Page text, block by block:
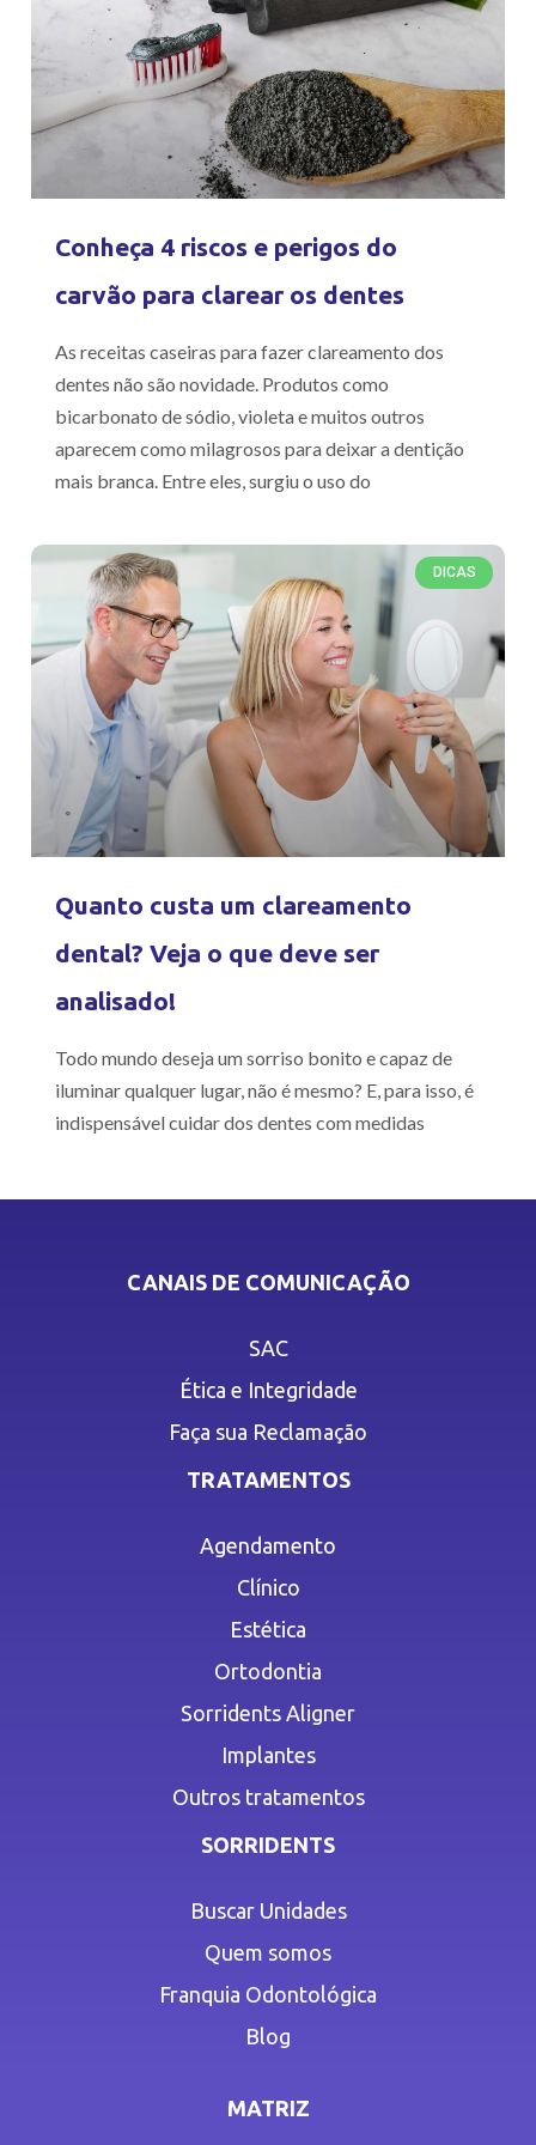
Conheça 4 riscos e perigos do
carvão para clarear os dentes
As receitas caseiras para fazer clareamento dos
dentes não são novidade. Produtos como
bicarbonato de sódio, violeta e muitos outros
aparecem como milagrosos para deixar a dentição
mais branca. Entre eles, surgiu o uso do
DICAS
Quanto custa um clareamento
dental? Veja o que deve ser
analisado!
Todo mundo deseja um sorriso bonito e capaz de
iluminar qualquer lugar, não é mesmo? E, para isso, é
indispensável cuidar dos dentes com medidas
CANAIS DE COMUNICAÇÃO
SAC
Ética e Integridade
Faça sua Reclamação
TRATAMENTOS
Agendamento
Clínico
Estética
Ortodontia
Sorridents Aligner
Implantes
Outros tratamentos
SORRIDENTS
Buscar Unidades
Quem somos
Franquia Odontológica
Blog
MATRIZ